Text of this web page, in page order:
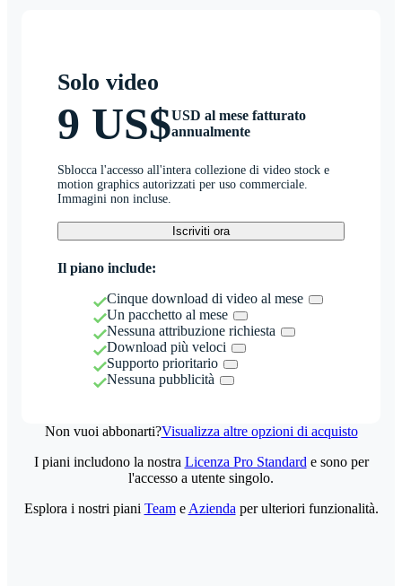
Solo video
9 US$USD al mese fatturato
annualmente
Sblocca l'accesso all'intera collezione di video stock e
motion graphics autorizzati per uso commerciale.
Immagini non incluse.
Iscriviti ora
Il piano include:
Cinque download di video al mese
Un pacchetto al mese
Nessuna attribuzione richiesta
Download più veloci
Supporto prioritario
Nessuna pubblicità
Non vuoi abbonarti?Visualizza altre opzioni di acquisto
I piani includono la nostra Licenza Pro Standard e sono per
l'accesso a utente singolo.
Esplora i nostri piani Teame Azienda per ulteriori funzionalità.